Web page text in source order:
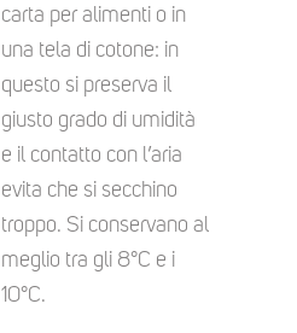
carta per alimenti o in
una tela di cotone: in
questo si preserva il
giusto grado di umidità
e il contatto con l’aria
evita che si secchino
troppo. Si conservano al
meglio tra gli 8°C e i
10°C.